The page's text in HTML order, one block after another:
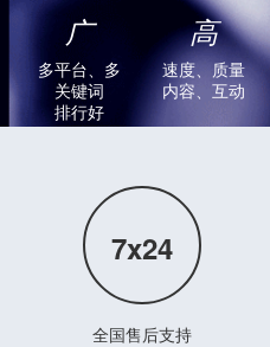
我们懂客户 需要什么
广
多平台、多
关键词
排行好
高
速度、质量
内容、互动
7x24
全国售后支持